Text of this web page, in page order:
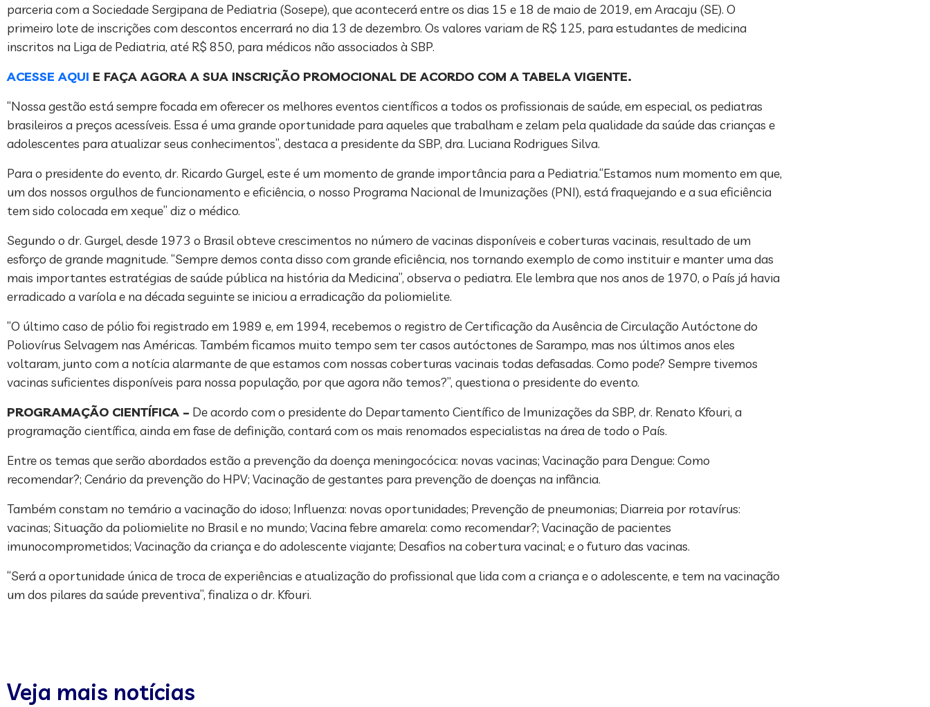
parceria com a Sociedade Sergipana de Pediatria (Sosepe), que acontecerá entre os dias 15 e 18 de maio de 2019, em Aracaju (SE). O
primeiro lote de inscrições com descontos encerrará no dia 13 de dezembro. Os valores variam de R$ 125, para estudantes de medicina
inscritos na Liga de Pediatria, até R$ 850, para médicos não associados à SBP.
ACESSE AQUI E FAÇA AGORA A SUA INSCRIÇÃO PROMOCIONAL DE ACORDO COM A TABELA VIGENTE.
“Nossa gestão está sempre focada em oferecer os melhores eventos científicos a todos os profissionais de saúde, em especial, os pediatras
brasileiros a preços acessíveis. Essa é uma grande oportunidade para aqueles que trabalham e zelam pela qualidade da saúde das crianças e
adolescentes para atualizar seus conhecimentos”, destaca a presidente da SBP, dra. Luciana Rodrigues Silva.
Para o presidente do evento, dr. Ricardo Gurgel, este é um momento de grande importância para a Pediatria.“Estamos num momento em que,
um dos nossos orgulhos de funcionamento e eficiência, o nosso Programa Nacional de Imunizações (PNI), está fraquejando e a sua eficiência
tem sido colocada em xeque” diz o médico.
Segundo o dr. Gurgel, desde 1973 o Brasil obteve crescimentos no número de vacinas disponíveis e coberturas vacinais, resultado de um
esforço de grande magnitude. “Sempre demos conta disso com grande eficiência, nos tornando exemplo de como instituir e manter uma das
mais importantes estratégias de saúde pública na história da Medicina”, observa o pediatra. Ele lembra que nos anos de 1970, o País já havia
erradicado a varíola e na década seguinte se iniciou a erradicação da poliomielite.
“O último caso de pólio foi registrado em 1989 e, em 1994, recebemos o registro de Certificação da Ausência de Circulação Autóctone do
Poliovírus Selvagem nas Américas. Também ficamos muito tempo sem ter casos autóctones de Sarampo, mas nos últimos anos eles
voltaram, junto com a notícia alarmante de que estamos com nossas coberturas vacinais todas defasadas. Como pode? Sempre tivemos
vacinas suficientes disponíveis para nossa população, por que agora não temos?”, questiona o presidente do evento.
PROGRAMAÇÃO CIENTÍFICA – De acordo com o presidente do Departamento Científico de Imunizações da SBP, dr. Renato Kfouri, a
programação científica, ainda em fase de definição, contará com os mais renomados especialistas na área de todo o País.
Entre os temas que serão abordados estão a prevenção da doença meningocócica: novas vacinas; Vacinação para Dengue: Como
recomendar?; Cenário da prevenção do HPV; Vacinação de gestantes para prevenção de doenças na infância.
Também constam no temário a vacinação do idoso; Influenza: novas oportunidades; Prevenção de pneumonias; Diarreia por rotavírus:
vacinas; Situação da poliomielite no Brasil e no mundo; Vacina febre amarela: como recomendar?; Vacinação de pacientes
imunocomprometidos; Vacinação da criança e do adolescente viajante; Desafios na cobertura vacinal; e o futuro das vacinas.
“Será a oportunidade única de troca de experiências e atualização do profissional que lida com a criança e o adolescente, e tem na vacinação
um dos pilares da saúde preventiva”, finaliza o dr. Kfouri.
Veja mais notícias